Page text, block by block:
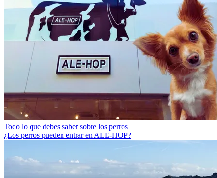
Todo lo que debes saber sobre los perros
¿Los perros pueden entrar en ALE-HOP?